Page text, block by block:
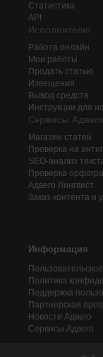
Статистика
API
Исполнителю
Работа онлайн
Мои работы
Продать статью
Извещения
Вывод средств
Инструкции для
Сервисы Адвего
Магазин статей
Проверка на
SEO-анализ
Проверка
Адвего Лингвист
Заказ контента и
Информация
Политика
Поддержка
Партнерская
Новости Адвего
Сервисы Адвего